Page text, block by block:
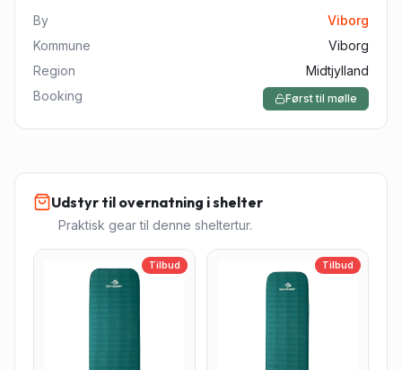
By
Viborg
Kommune
Viborg
Region
Midtjylland
Booking
Først til mølle
Udstyr til overnatning i shelter
Praktisk gear til denne sheltertur.
Tilbud Tilbud